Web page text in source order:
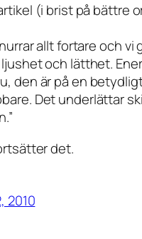
(i brist på bättre
allt fortare och vi
och lätthet.
den är på en
Det underlättar
det.
2010